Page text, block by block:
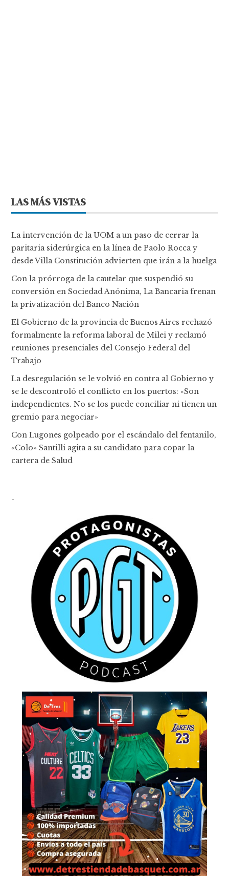
LAS MÁS VISTAS
La intervención de la UOM a un paso de cerrar la
paritaria siderúrgica en la línea de Paolo Rocca y
desde Villa Constitución advierten que irán a la huelga
Con la prórroga de la cautelar que suspendió su
conversión en Sociedad Anónima, La Bancaria frenan
la privatización del Banco Nación
El Gobierno de la provincia de Buenos Aires rechazó
formalmente la reforma laboral de Milei y reclamó
reuniones presenciales del Consejo Federal del
Trabajo
La desregulación se le volvió en contra al Gobierno y
se le descontroló el conflicto en los puertos: «Son
independientes. No se los puede conciliar ni tienen un
gremio para negociar»
Con Lugones golpeado por el escándalo del fentanilo,
«Colo» Santilli agita a su candidato para copar la
cartera de Salud
-